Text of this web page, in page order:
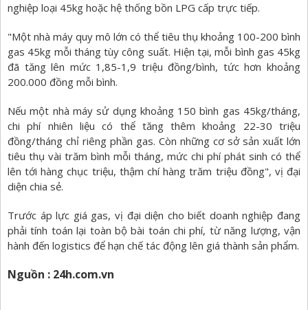
nghiệp loại 45kg hoặc hệ thống bồn LPG cấp trực tiếp.
"Một nhà máy quy mô lớn có thể tiêu thụ khoảng 100-200 bình
gas 45kg mỗi tháng tùy công suất. Hiện tại, mỗi bình gas 45kg
đã tăng lên mức 1,85-1,9 triệu đồng/bình, tức hơn khoảng
200.000 đồng mỗi bình.
Nếu một nhà máy sử dụng khoảng 150 bình gas 45kg/tháng,
chi phí nhiên liệu có thể tăng thêm khoảng 22-30 triệu
đồng/tháng chỉ riêng phần gas. Còn những cơ sở sản xuất lớn
tiêu thụ vài trăm bình mỗi tháng, mức chi phí phát sinh có thể
lên tới hàng chục triệu, thậm chí hàng trăm triệu đồng", vị đại
diện chia sẻ.
Trước áp lực giá gas, vị đại diện cho biết doanh nghiệp đang
phải tính toán lại toàn bộ bài toán chi phí, từ năng lượng, vận
hành đến logistics để hạn chế tác động lên giá thành sản phẩm.
Nguồn : 24h.com.vn